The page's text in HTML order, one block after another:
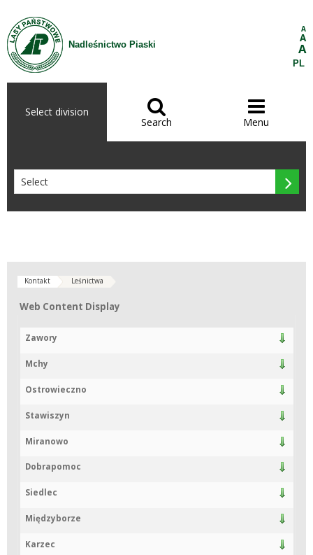
Skip to Content
Nadleśnictwo Piaski
A
A
A
PL
Select division 
Search

Menu

Kontakt Leśnictwa
Web Content Display
Web Content Display
Zawory
Mchy
Ostrowieczno
Stawiszyn
Miranowo
Dobrapomoc
Siedlec
Międzyborze
Karzec